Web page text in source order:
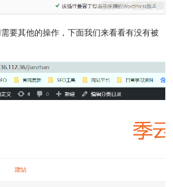
要其他的操作，下面我们来看看有没有被